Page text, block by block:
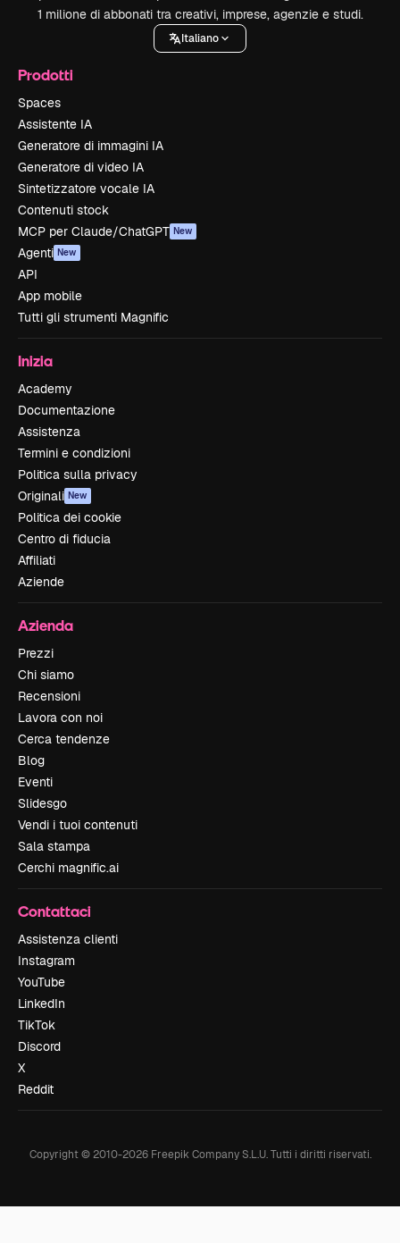
1 milione di abbonati tra creativi, imprese, agenzie e studi.
Italiano
Prodotti
Spaces
Assistente IA
Generatore di immagini IA
Generatore di video IA
Sintetizzatore vocale IA
Contenuti stock
MCP per Claude/ChatGPT New
Agenti New
API
App mobile
Tutti gli strumenti Magnific
Inizia
Academy
Documentazione
Assistenza
Termini e condizioni
Politica sulla privacy
Originali New
Politica dei cookie
Centro di fiducia
Affiliati
Aziende
Azienda
Prezzi
Chi siamo
Recensioni
Lavora con noi
Cerca tendenze
Blog
Eventi
Slidesgo
Vendi i tuoi contenuti
Sala stampa
Cerchi magnific.ai
Contattaci
Assistenza clienti
Instagram
YouTube
LinkedIn
TikTok
Discord
X
Reddit
Copyright © 2010-2026Freepik Company S.L.U. Tutti i diritti riservati.